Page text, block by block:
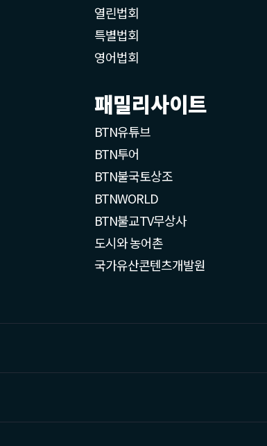
열린법회
특별법회
영어법회
패밀리사이트
BTN유튜브
BTN투어
BTN불국토상조
BTNWORLD
BTN불교TV무상사
도시와 농어촌
국가유산콘텐츠개발원